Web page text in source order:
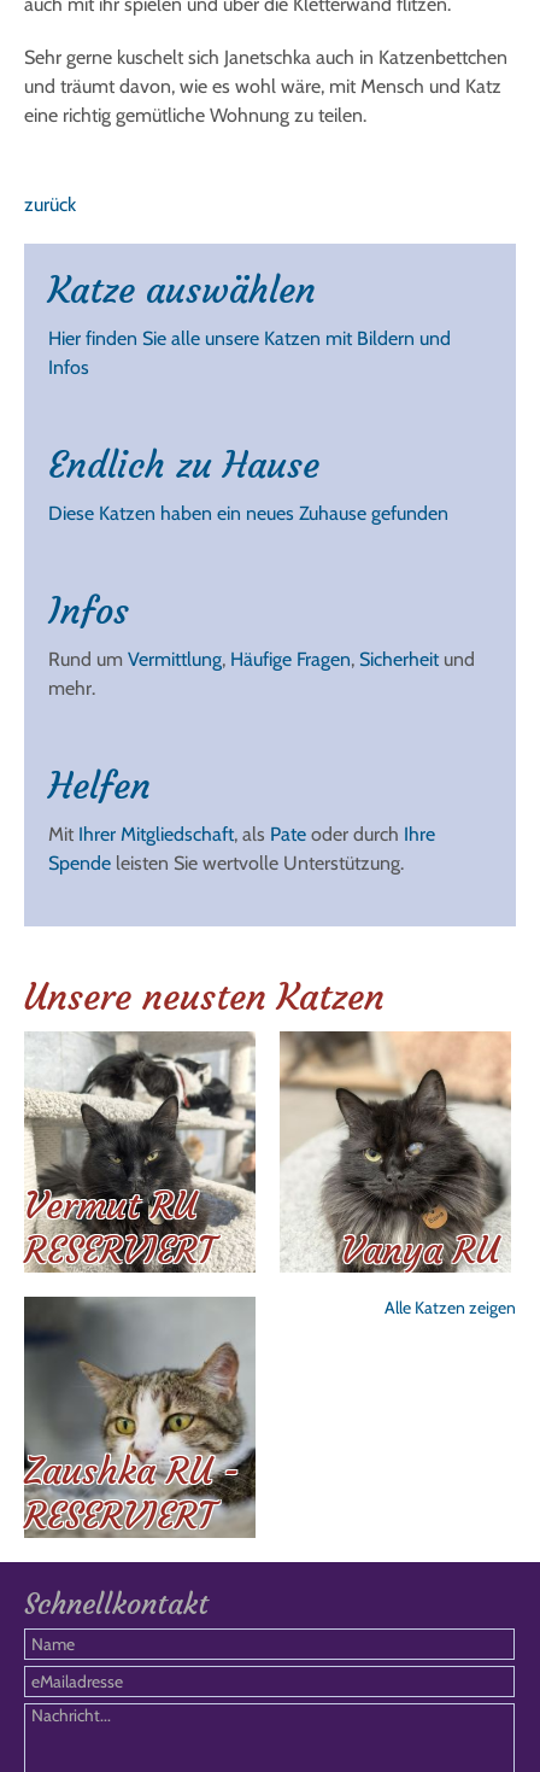
Sehr gerne kuschelt sich Janetschka auch in Katzenbettchen
und träumt davon, wie es wohl wäre, mit Mensch und Katz
eine richtig gemütliche Wohnung zu teilen.
zurück
Katze auswählen
Hier finden Sie alle unsere Katzen mit Bildern und
Infos
Endlich zu Hause
Diese Katzen haben ein neues Zuhause gefunden
Infos
Rund um Vermittlung, Häufige Fragen, Sicherheitund
mehr.
Helfen
Mit Ihrer Mitgliedschaft, als Pate oder durch Ihre
Spende leisten Sie wertvolle Unterstützung.
Unsere neusten Katzen
Vermut RU
RESERVIERT
Vanya RU
Zaushka RU -
RESERVIERT
Alle Katzen zeigen
Schnellkontakt